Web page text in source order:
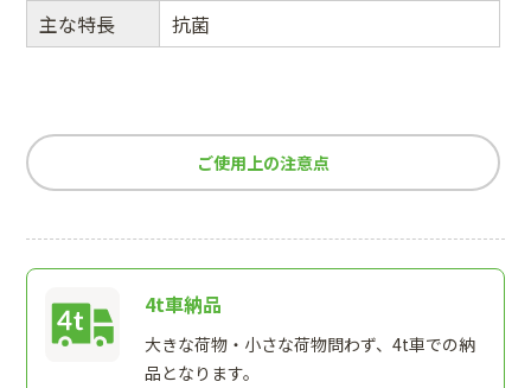
主な特長 抗菌
ご使用上の注意点
4t車納品
大きな荷物・小さな荷物問わず、4t車での納
品となります。